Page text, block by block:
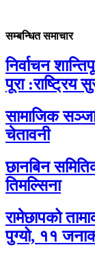
सम्बन्धित समाचार
निर्वाचन
पूरा :राष्ट्रिय
सामाजिक
चेतावनी
छानबिन
तिमल्सिना
रामेछापको
पुग्यो, ११